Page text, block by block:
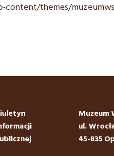
content/themes/
Muzeum
ul.
45-835